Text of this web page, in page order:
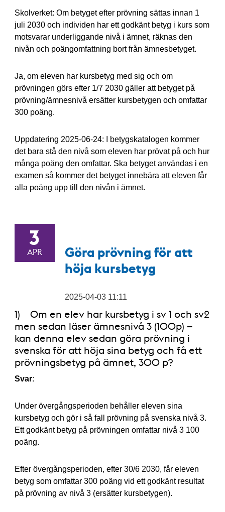
Skolverket: Om betyget efter prövning sättas innan 1
juli 2030 och individen har ett godkänt betyg i kurs som
motsvarar underliggande nivå i ämnet, räknas den
nivån och poängomfattning bort från ämnesbetyget.
Ja, om eleven har kursbetyg med sig och om
prövningen görs efter 1/7 2030 gäller att betyget på
prövning/ämnesnivå ersätter kursbetygen och omfattar
300 poäng.
Uppdatering 2025-06-24: I betygskatalogen kommer
det bara stå den nivå som eleven har prövat på och hur
många poäng den omfattar. Ska betyget användas i en
examen så kommer det betyget innebära att eleven får
alla poäng upp till den nivån i ämnet.
3
APR
Göra prövning för att
höja kursbetyg
2025-04-03 11:11
1) Om en elev har kursbetyg i sv 1 och sv2
men sedan läser ämnesnivå 3 (100p) –
kan denna elev sedan göra prövning i
svenska för att höja sina betyg och få ett
prövningsbetyg på ämnet, 300 p?
Svar:
Under övergångsperioden behåller eleven sina
kursbetyg och gör i så fall prövning på svenska nivå 3.
Ett godkänt betyg på prövningen omfattar nivå 3 100
poäng.
Efter övergångsperioden, efter 30/6 2030, får eleven
betyg som omfattar 300 poäng vid ett godkänt resultat
på prövning av nivå 3 (ersätter kursbetygen).